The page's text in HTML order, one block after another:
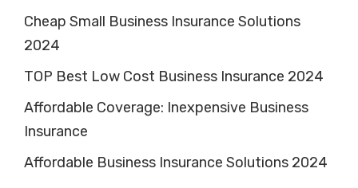
Cheap Small Business Insurance Solutions
2024
TOP Best Low Cost Business Insurance 2024
Affordable Coverage: Inexpensive Business
Insurance
Affordable Business Insurance Solutions 2024